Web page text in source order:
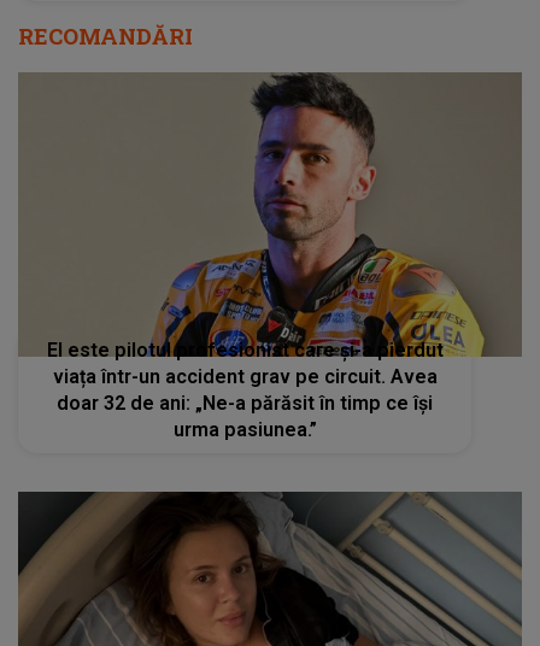
RECOMANDĂRI
El este pilotul profesionist care și-a pierdut
viața într-un accident grav pe circuit. Avea
doar 32 de ani: „Ne-a părăsit în timp ce își
urma pasiunea.”